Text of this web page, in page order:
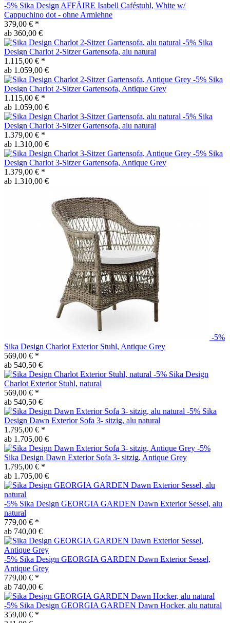
-5% Sika Design AFFÄIRE Isabell Caféstuhl, White w/
Cappuchino dot - ohne Armlehne
379,00 € *
ab 360,00 €
-5% Sika
Design Charlot 2-Sitzer Gartensofa, alu natural
1.115,00 € *
ab 1.059,00 €
-5% Sika
Design Charlot 2-Sitzer Gartensofa, Antique Grey
1.115,00 € *
ab 1.059,00 €
-5% Sika
Design Charlot 3-Sitzer Gartensofa, alu natural
1.379,00 € *
ab 1.310,00 €
-5% Sika
Design Charlot 3-Sitzer Gartensofa, Antique Grey
1.379,00 € *
ab 1.310,00 €
-5%
Sika Design Charlot Exterior Stuhl, Antique Grey
569,00 € *
ab 540,50 €
-5% Sika Design
Charlot Exterior Stuhl, natural
569,00 € *
ab 540,50 €
-5% Sika
Design Dawn Exterior Sofa 3- sitzig, alu natural
1.795,00 € *
ab 1.705,00 €
-5%
Sika Design Dawn Exterior Sofa 3- sitzig, Antique Grey
1.795,00 € *
ab 1.705,00 €
-5% Sika Design GEORGIA GARDEN Dawn Exterior Sessel, alu
natural
779,00 € *
ab 740,00 €
-5% Sika Design GEORGIA GARDEN Dawn Exterior Sessel,
Antique Grey
779,00 € *
ab 740,00 €
-5% Sika Design GEORGIA GARDEN Dawn Hocker, alu natural
359,00 € *